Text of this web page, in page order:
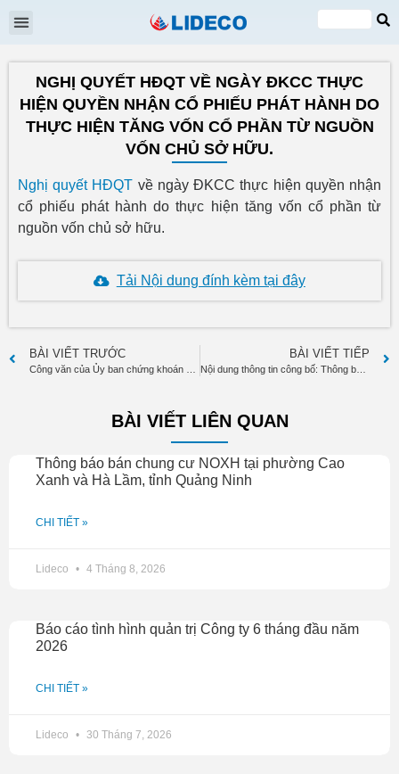
VI
EN
NGHỊ QUYẾT HĐQT VỀ NGÀY ĐKCC THỰC
HIỆN QUYỀN NHẬN CỔ PHIẾU PHÁT HÀNH DO
THỰC HIỆN TĂNG VỐN CỔ PHẦN TỪ NGUỒN
VỐN CHỦ SỞ HỮU.
Nghị quyết HĐQT về ngày ĐKCC thực hiện quyền nhận
cổ phiếu phát hành do thực hiện tăng vốn cổ phần từ
nguồn vốn chủ sở hữu.
Tải Nội dung đính kèm tại đây
BÀI VIẾT TRƯỚC BÀI VIẾT TIẾP
Nội dung thông tin công bố: Thông báo phát hành cổ phiếu để tăng vốn cổ phần từ nguồn vốn chủ sở hữu
BÀI VIẾT LIÊN QUAN
Thông báo bán chung cư NOXH tại phường Cao
Xanh và Hà Lầm, tỉnh Quảng Ninh
CHI TIẾT »
Lideco 4 Tháng 8, 2026
Báo cáo tình hình quản trị Công ty 6 tháng đầu năm
2026
CHI TIẾT »
Lideco 30 Tháng 7, 2026